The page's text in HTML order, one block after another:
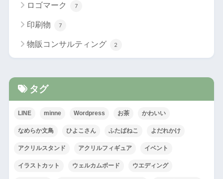
ロゴマーク 7
印刷物 7
物販コンサルティング 2
タグ
LINE minne Wordpress お茶 かわいい
なめらか文鳥 ひよこさん ふたばねこ よだれかけ
アクリルスタンド アクリルフィギュア イベント
イラストカット ウェルカムボード ウエディング